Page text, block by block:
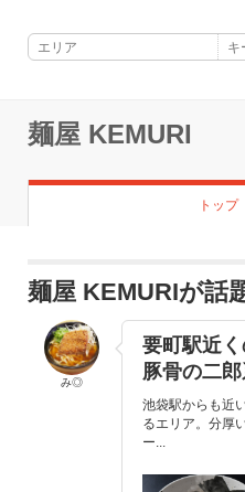
麺屋 KEMURI
トップ
麺屋 KEMURIが話
み◎
要町駅近
豚骨の二郎
池袋駅からも近
るエリア。分厚
ー...